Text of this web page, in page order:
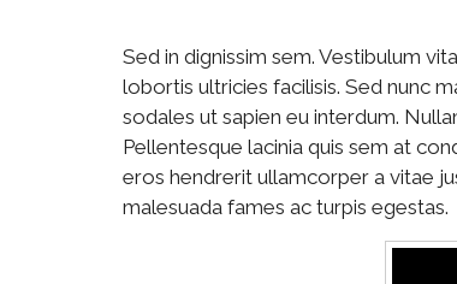
Sed in dignissim sem. Vestibulum
lobortis ultricies facilisis. Sed nunc
sodales ut sapien eu interdum.
Pellentesque lacinia quis sem at
eros hendrerit ullamcorper a vitae
malesuada fames ac turpis egestas.